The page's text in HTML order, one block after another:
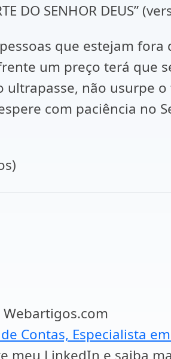
DO SENHOR DEUS”
que estejam
um preço terá que se
ultrapasse, não usurpe
com paciência no
Contas, Especialista
meu LinkedIn e saiba